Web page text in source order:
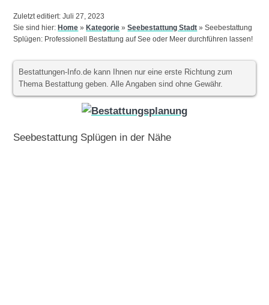
Zuletzt editiert: Juli 27, 2023
Sie sind hier: Home » Kategorie »Seebestattung Stadt »Seebestattung
Splügen: Professionell Bestattung auf See oder Meer durchführen lassen!
Bestattungen-Info.de kann Ihnen nur eine erste Richtung zum
Thema Bestattung geben. Alle Angaben sind ohne Gewähr.
Seebestattung Splügen in der Nähe